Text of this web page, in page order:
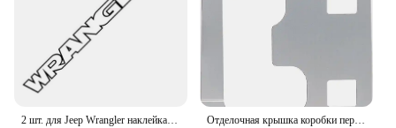
2 шт. для Jeep Wrangler наклейка на капот с буквами двигателя виниловая пленка наклейки модификация автостайлинг аксессуары Отделочная крышка коробки переключения передач для Jeep Wrangler 2012-2018 JK JKU Unlimited Sport Sahara Freedom Rubicon